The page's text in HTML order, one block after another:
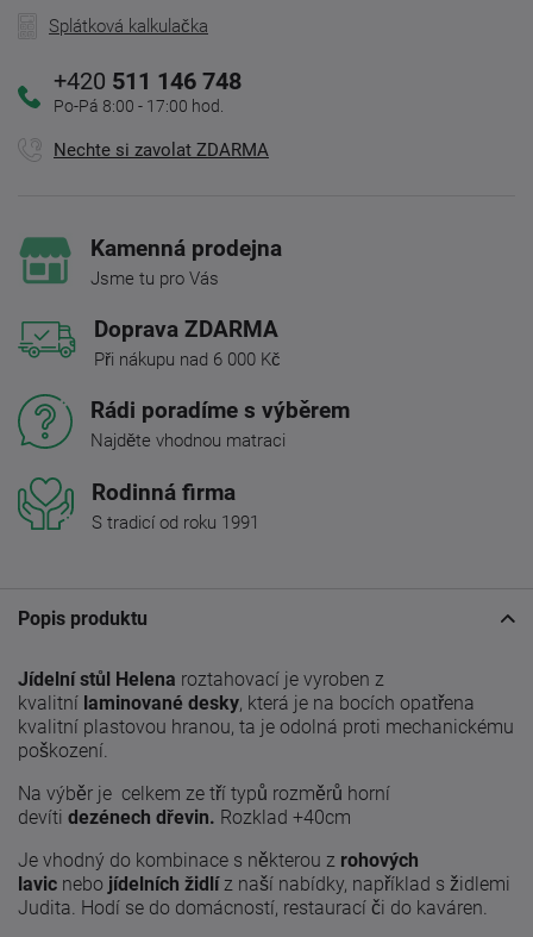
Splátková kalkulačka
+420 511 146 748
Po-Pá 8:00 - 17:00 hod.
Nechte si zavolat ZDARMA
Kamenná prodejna
Jsme tu pro Vás
Doprava ZDARMA
Při nákupu nad 6 000 Kč
Rádi poradíme s výběrem
Najděte vhodnou matraci
Rodinná firma
S tradicí od roku 1991
Popis produktu
Jídelní stůl Helena roztahovací je vyroben z
kvalitní laminované desky, která je na bocích opatřena
kvalitní plastovou hranou, ta je odolná proti mechanickému
poškození.
Na výběr je celkem ze tří typů rozměrů horní
devíti dezénech dřevin. Rozklad +40cm
Je vhodný do kombinace s některou z rohových
lavic nebo jídelních židlí z naší nabídky, například s židlemi
Judita. Hodí se do domácností, restaurací či do kaváren.